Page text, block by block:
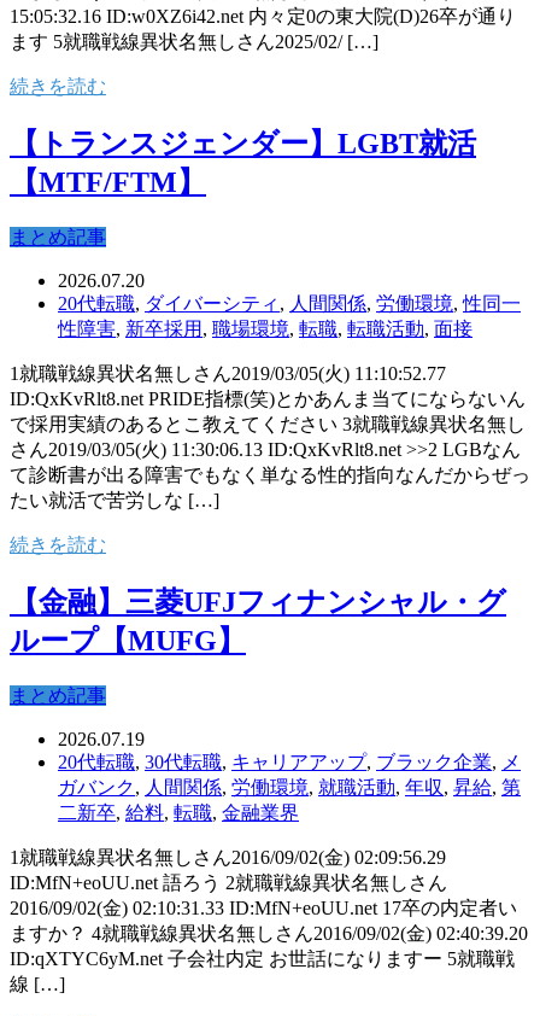
15:05:32.16 ID:w0XZ6i42.net 内々定0の東大院(D)26卒が通り
ます 5就職戦線異状名無しさん2025/02/ […]
続きを読む
【トランスジェンダー】LGBT就活
【MTF/FTM】
まとめ記事
2026.07.20
20代転職, ダイバーシティ , 人間関係, 労働環境,性同一
性障害, 新卒採用 , 職場環境, 転職, 転職活動, 面接
1就職戦線異状名無しさん2019/03/05(火) 11:10:52.77
ID:QxKvRlt8.net PRIDE指標(笑)とかあんま当てにならないん
で採用実績のあるとこ教えてください 3就職戦線異状名無し
さん2019/03/05(火) 11:30:06.13 ID:QxKvRlt8.net >>2 LGBなん
て診断書が出る障害でもなく単なる性的指向なんだからぜっ
たい就活で苦労しな […]
続きを読む
【金融】三菱UFJフィナンシャル・グ
ループ【MUFG】
まとめ記事
2026.07.19
20代転職, 30代転職, キャリアアップ, ブラック企業, メ
ガバンク, 人間関係, 労働環境, 就職活動, 年収, 昇給, 第
二新卒, 給料, 転職, 金融業界
1就職戦線異状名無しさん2016/09/02(金) 02:09:56.29
ID:MfN+eoUU.net 語ろう 2就職戦線異状名無しさん
2016/09/02(金) 02:10:31.33 ID:MfN+eoUU.net 17卒の内定者い
ますか？ 4就職戦線異状名無しさん2016/09/02(金) 02:40:39.20
ID:qXTYC6yM.net 子会社内定 お世話になりますー 5就職戦
線 […]